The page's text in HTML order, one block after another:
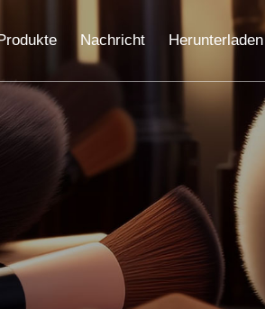
Nachricht Herunterladen